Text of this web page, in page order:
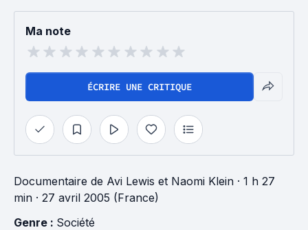
Ma note
ÉCRIRE UNE CRITIQUE
Documentaire de Avi Lewis et Naomi Klein · 1 h 27
min · 27 avril 2005 (France)
Genre : Société